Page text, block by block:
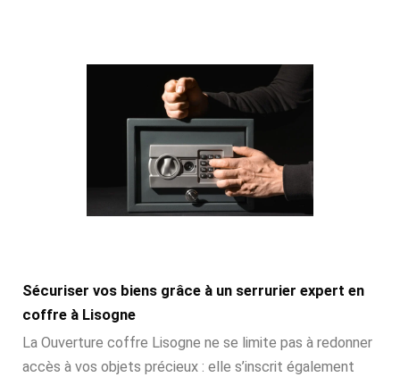
Sécuriser vos biens grâce à un serrurier expert en
coffre à Lisogne
La Ouverture coffre Lisogne ne se limite pas à redonner
accès à vos objets précieux : elle s’inscrit également